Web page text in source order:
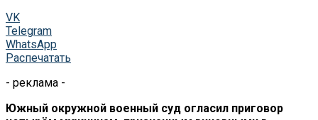
VK
Telegram
WhatsApp
Распечатать
- реклама -
Южный окружной военный суд огласил приговор